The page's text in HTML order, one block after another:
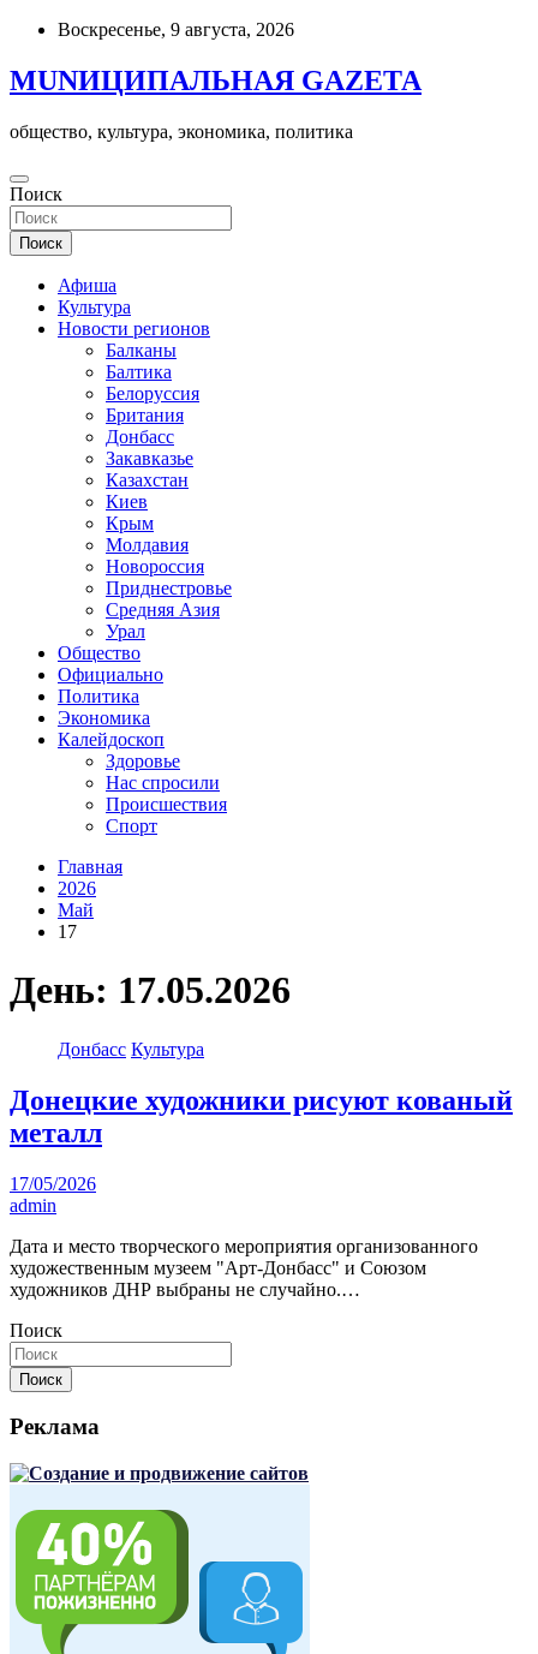
Skip
content
Воскресенье, 9 августа, 2026
MUNИЦИПАЛЬНАЯ GAZЕТА
общество, культура, экономика, политика
Поиск
Поиск
Афиша
Культура
Новости регионов
Балканы
Балтика
Белоруссия
Британия
Донбасс
Закавказье
Казахстан
Киев
Крым
Молдавия
Новороссия
Приднестровье
Средняя Азия
Урал
Общество
Официально
Политика
Экономика
Калейдоскоп
Здоровье
Нас спросили
Происшествия
Спорт
Главная
2026
Май
17
День: 17.05.2026
Донбасс Культура
Донецкие художники рисуют кованый
металл
17/05/2026
admin
Дата и место творческого мероприятия организованного
художественным музеем "Арт-Донбасс" и Союзом
художников ДНР выбраны не случайно.…
Поиск
Поиск
Реклама